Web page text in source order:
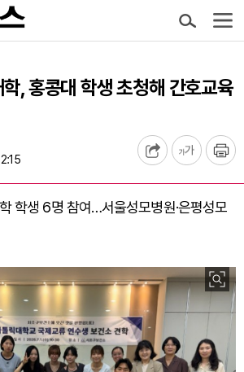
, 홍콩대 학생 초청해 간호교육
학생 6명 참여…서울성모병원·은평성모